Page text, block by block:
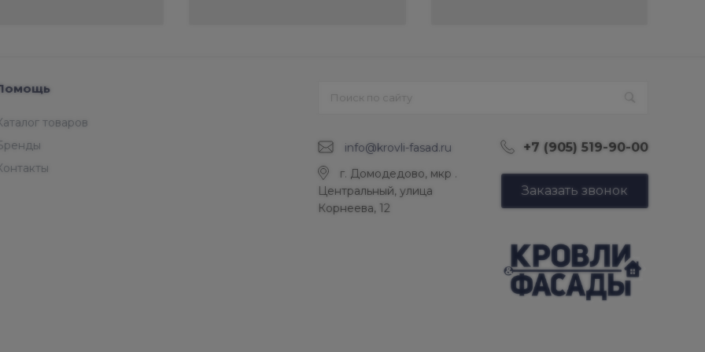
товаров
info@krovli-fasad.ru +7 (905) 519-90-00
г. Домодедово, мкр .
Центральный, улица
Корнеева, 12
Заказать звонок